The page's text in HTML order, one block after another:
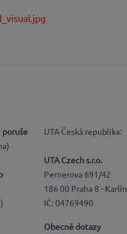
poruše
UTA Česká republika:
UTA Czech s.r.o.
Pernerova 691/42
186 00 Praha 8 - Karlín
IČ: 04769490
Obecné dotazy